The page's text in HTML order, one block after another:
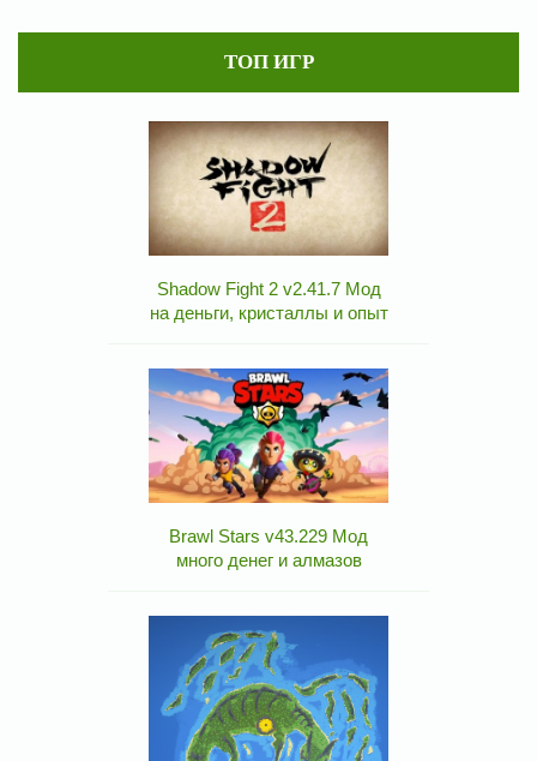
ТОП ИГР
Shadow Fight 2 v2.41.7 Мод
на деньги, кристаллы и опыт
Brawl Stars v43.229 Мод
много денег и алмазов